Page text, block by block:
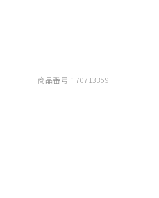
商品番号： 70713359